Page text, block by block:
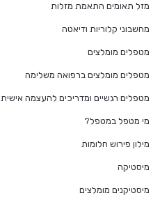
מזל תאומים התאמת מזלות
מחשבוני קלוריות ודיאטה
מטפלים מומלצים
מטפלים מומלצים ברפואה משלימה
מטפלים רגשיים ומדריכים להעצמה אישית
מי מטפל במטפל?
מילון פירוש חלומות
מיסטיקה
מיסטיקנים מומלצים